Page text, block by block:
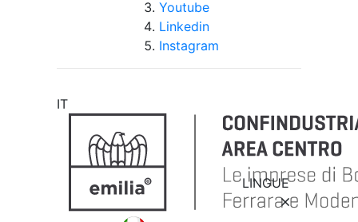
Youtube
Linkedin
Instagram
IT
LINGUE